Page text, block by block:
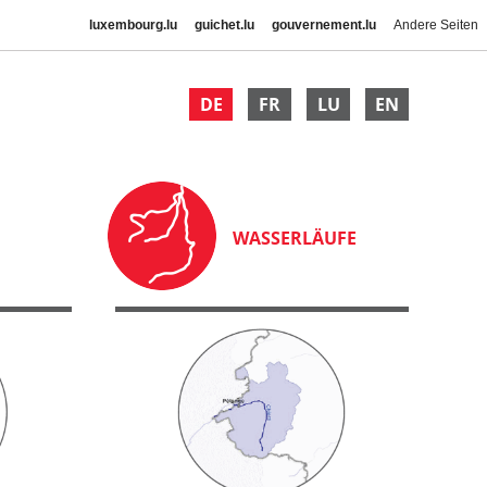
luxembourg.lu guichet.lu gouvernement.lu Andere Seiten
DE FR LU EN
WASSERLÄUFE